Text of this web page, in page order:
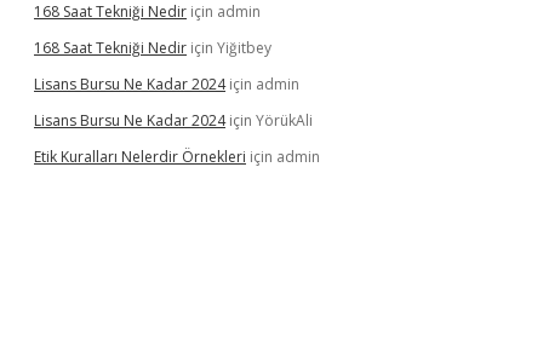
168 Saat Tekniği Nedir için admin
168 Saat Tekniği Nedir için Yiğitbey
Lisans Bursu Ne Kadar 2024için admin
Lisans Bursu Ne Kadar 2024için YörükAli
Etik Kuralları Nelerdir Örnekleri için admin